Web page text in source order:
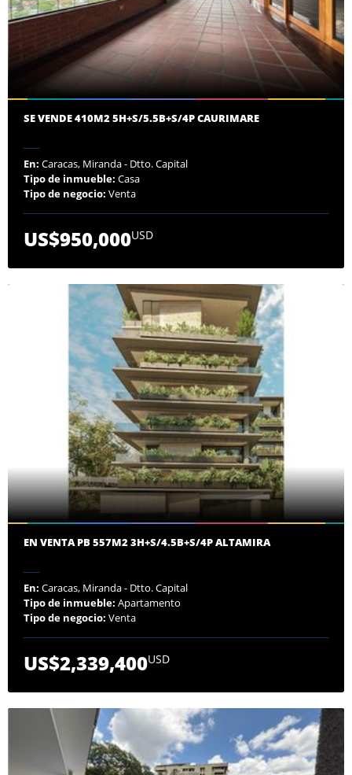
SE VENDE 410M2 5H+S/5.5B+S/4P CAURIMARE
En: Caracas, Miranda - Dtto. Capital
Tipo de inmueble: Casa
Tipo de negocio: Venta
US$950,000USD
EN VENTA PB 557M2 3H+S/4.5B+S/4P ALTAMIRA
En: Caracas, Miranda - Dtto. Capital
Tipo de inmueble: Apartamento
Tipo de negocio: Venta
US$2,339,400USD